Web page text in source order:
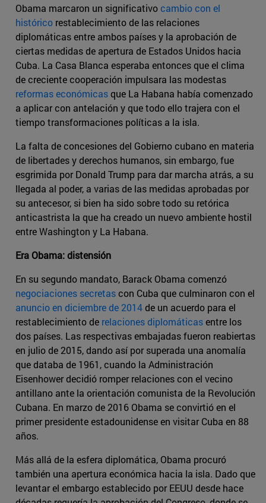
Obama marcaron un significativocambio con el
histórico restablecimiento de las relaciones
diplomáticas entre ambos países y la aprobación de
ciertas medidas de apertura de Estados Unidos hacia
Cuba. La Casa Blanca esperaba entonces que el clima
de creciente cooperación impulsara las modestas
reformas económicasque La Habana había comenzado
a aplicar con antelación y que todo ello trajera con el
tiempo transformaciones políticas a la isla.
La falta de concesiones del Gobierno cubano en materia
de libertades y derechos humanos, sin embargo, fue
esgrimida por Donald Trump para dar marcha atrás, a su
llegada al poder, a varias de las medidas aprobadas por
su antecesor, si bien ha sido sobre todo su retórica
anticastrista la que ha creado un nuevo ambiente hostil
entre Washington y La Habana.
Era Obama: distensión
En su segundo mandato, Barack Obama comenzó
negociaciones secretascon Cuba que culminaron con el
anuncio en diciembre de 2014de un acuerdo para el
restablecimiento de relaciones diplomáticasentre los
dos países. Las respectivas embajadas fueron reabiertas
en julio de 2015, dando así por superada una anomalía
que databa de 1961, cuando la Administración
Eisenhower decidió romper relaciones con el vecino
antillano ante la orientación comunista de la Revolución
Cubana. En marzo de 2016 Obama se convirtió en el
primer presidente estadounidense en visitar Cuba en 88
años.
Más allá de la esfera diplomática, Obama procuró
también una apertura económica hacia la isla. Dado que
levantar el embargo establecido por EEUU desde hace